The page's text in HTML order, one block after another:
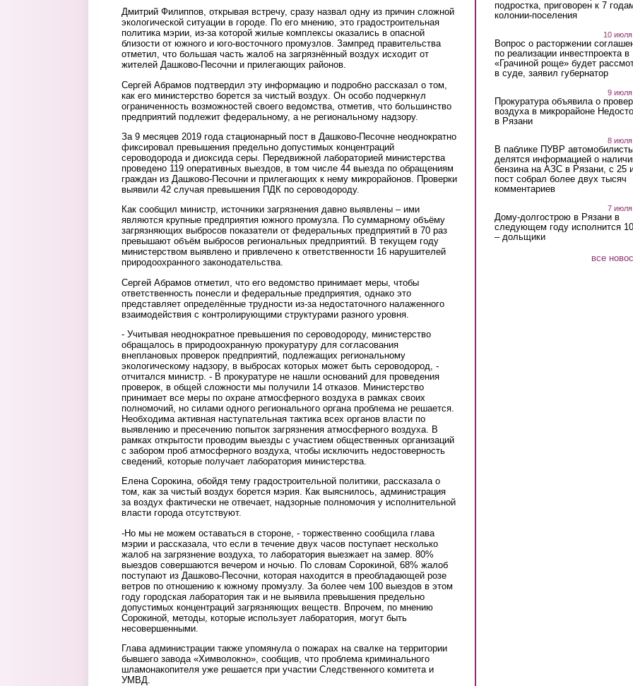
Дмитрий Филиппов, открывая встречу, сразу назвал одну из причин сложной
экологической ситуации в городе. По его мнению, это градостроительная
политика мэрии, из-за которой жилые комплексы оказались в опасной
близости от южного и юго-восточного промузлов. Зампред правительства
отметил, что большая часть жалоб на загрязнённый воздух исходит от
жителей Дашково-Песочни и прилегающих районов.
Сергей Абрамов подтвердил эту информацию и подробно рассказал о том,
как его министерство борется за чистый воздух. Он особо подчеркнул
ограниченность возможностей своего ведомства, отметив, что большинство
предприятий подлежит федеральному, а не региональному надзору.
За 9 месяцев 2019 года стационарный пост в Дашково-Песочне неоднократно
фиксировал превышения предельно допустимых концентраций
сероводорода и диоксида серы. Передвижной лабораторией министерства
проведено 119 оперативных выездов, в том числе 44 выезда по обращениям
граждан из Дашково-Песочни и прилегающих к нему микрорайонов. Проверки
выявили 42 случая превышения ПДК по сероводороду.
Как сообщил министр, источники загрязнения давно выявлены – ими
являются крупные предприятия южного промузла. По суммарному объёму
загрязняющих выбросов показатели от федеральных предприятий в 70 раз
превышают объём выбросов региональных предприятий. В текущем году
министерством выявлено и привлечено к ответственности 16 нарушителей
природоохранного законодательства.
Сергей Абрамов отметил, что его ведомство принимает меры, чтобы
ответственность понесли и федеральные предприятия, однако это
представляет определённые трудности из-за недостаточного налаженного
взаимодействия с контролирующими структурами разного уровня.
- Учитывая неоднократное превышения по сероводороду, министерство
обращалось в природоохранную прокуратуру для согласования
внеплановых проверок предприятий, подлежащих региональному
экологическому надзору, в выбросах которых может быть сероводород, -
отчитался министр. - В прокуратуре не нашли оснований для проведения
проверок, в общей сложности мы получили 14 отказов. Министерство
принимает все меры по охране атмосферного воздуха в рамках своих
полномочий, но силами одного регионального органа проблема не решается.
Необходима активная наступательная тактика всех органов власти по
выявлению и пресечению попыток загрязнения атмосферного воздуха. В
рамках открытости проводим выезды с участием общественных организаций
с забором проб атмосферного воздуха, чтобы исключить недостоверность
сведений, которые получает лаборатория министерства.
Елена Сорокина, обойдя тему градостроительной политики, рассказала о
том, как за чистый воздух борется мэрия. Как выяснилось, администрация
за воздух фактически не отвечает, надзорные полномочия у исполнительной
власти города отсутствуют.
-Но мы не можем оставаться в стороне, - торжественно сообщила глава
мэрии и рассказала, что если в течение двух часов поступает несколько
жалоб на загрязнение воздуха, то лаборатория выезжает на замер. 80%
выездов совершаются вечером и ночью. По словам Сорокиной, 68% жалоб
поступают из Дашково-Песочни, которая находится в преобладающей розе
ветров по отношению к южному промузлу. За более чем 100 выездов в этом
году городская лаборатория так и не выявила превышения предельно
допустимых концентраций загрязняющих веществ. Впрочем, по мнению
Сорокиной, методы, которые использует лаборатория, могут быть
несовершенными.
Глава администрации также упомянула о пожарах на свалке на территории
бывшего завода «Химволокно», сообщив, что проблема криминального
шламонакопителя уже решается при участии Следственного комитета и
УМВД.
подростка, приговорен к 7
колонии-поселения
10
Вопрос о расторжении
по реализации инвестпроекта в
«Грачиной роще» будет
в суде, заявил губернатор
9 июля
Прокуратура объявила о
воздуха в микрорайоне
в Рязани
8 июля
В паблике ПУВР
делятся информацией о
бензина на АЗС в Рязани, с 25
пост собрал более двух тысяч
комментариев
7 июля
Дому-долгострою в Рязани в
следующем году исполнится
– дольщики
все